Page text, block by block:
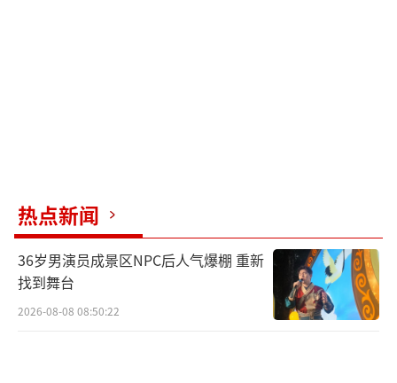
热点新闻
36岁男演员成景区NPC后人气爆棚 重新
找到舞台
2026-08-08 08:50:22